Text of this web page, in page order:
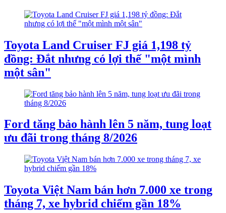
Toyota Land Cruiser FJ giá 1,198 tỷ
đồng: Đắt nhưng có lợi thế "một mình
một sân"
Ford tăng bảo hành lên 5 năm, tung loạt
ưu đãi trong tháng 8/2026
Toyota Việt Nam bán hơn 7.000 xe trong
tháng 7, xe hybrid chiếm gần 18%